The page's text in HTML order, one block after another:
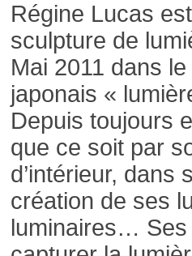
Régine Lucas
sculpture de
Mai 2011 dans
japonais «
Depuis toujours
que ce soit par
d’intérieur, dans
création de ses
luminaires… Ses